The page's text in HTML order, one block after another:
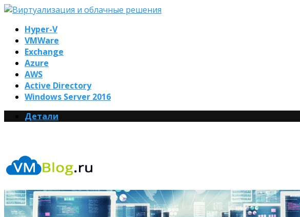
Hyper-V
VMWare
Exchange
Azure
AWS
Active Directory
Windows Server 2016
Детали